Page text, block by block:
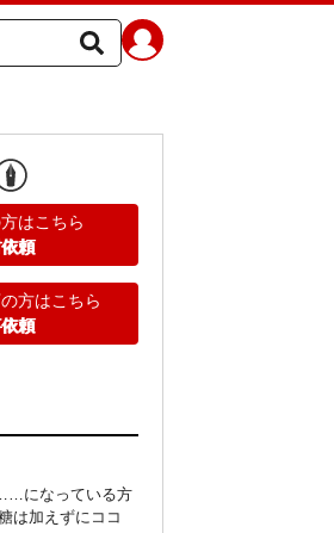
はこちら
頼
方はこちら
頼
になっている方
は加えずにココ